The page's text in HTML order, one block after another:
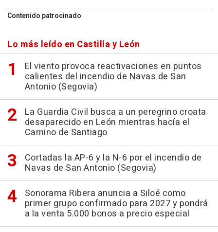
Contenido patrocinado
Lo más leído en Castilla y León
El viento provoca reactivaciones en puntos
calientes del incendio de Navas de San
Antonio (Segovia)
La Guardia Civil busca a un peregrino croata
desaparecido en León mientras hacía el
Camino de Santiago
Cortadas la AP-6 y la N-6 por el incendio de
Navas de San Antonio (Segovia)
Sonorama Ribera anuncia a Siloé como
primer grupo confirmado para 2027 y pondrá
a la venta 5.000 bonos a precio especial